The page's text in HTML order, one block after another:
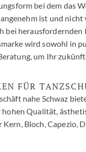
bei dem das
ist und
bei herausfordernden
wird sowohl in
um Ihr
FÜR
nahe Schwaz
hohen Qualität,
Bloch, Capezio,